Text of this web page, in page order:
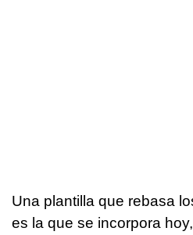
Una plantilla que rebasa
es la que se incorpora